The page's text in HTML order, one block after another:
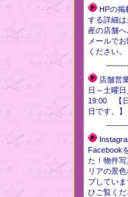
HPの掲
する詳細
産の店舗へ
メールで
ください。
店舗営
日～土曜日
19:00 【
日です。】
Facebook
た！物件
リアの景
プしてい
ひご覧くだ